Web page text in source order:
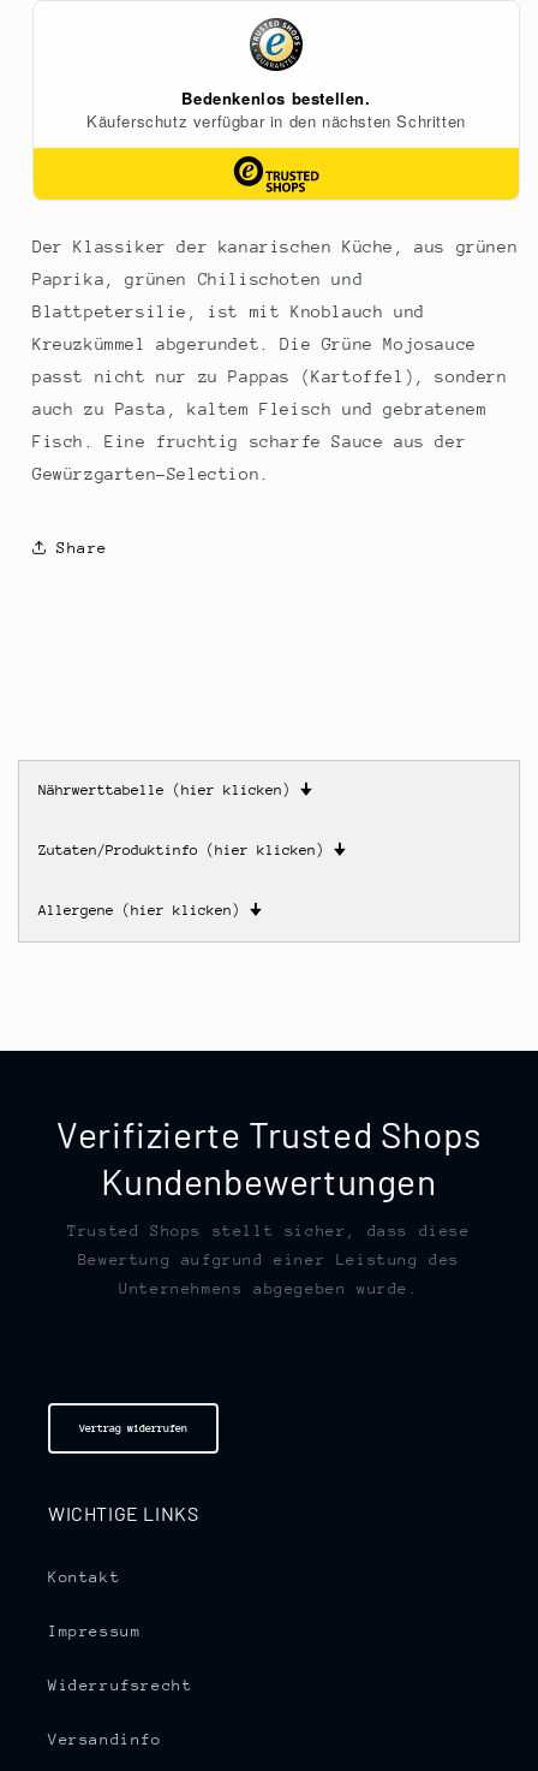
Blattpetersilie,
900
ml
Der Klassiker der kanarischen Küche, aus grünen
Paprika, grünen Chilischoten und
Blattpetersilie, ist mit Knoblauch und
Kreuzkümmel abgerundet. Die Grüne Mojosauce
passt nicht nur zu Pappas (Kartoffel), sondern
auch zu Pasta, kaltem Fleisch und gebratenem
Fisch. Eine fruchtig scharfe Sauce aus der
Gewürzgarten-Selection.
Share
Nährwerttabelle (hier klicken) 🠋
Zutaten/Produktinfo (hier klicken) 🠋
Allergene (hier klicken) 🠋
Verifizierte Trusted Shops
Kundenbewertungen
Trusted Shops stellt sicher, dass diese
Bewertung aufgrund einer Leistung des
Unternehmens abgegeben wurde.
Vertrag widerrufen
WICHTIGE LINKS
Kontakt
Impressum
Widerrufsrecht
Versandinfo